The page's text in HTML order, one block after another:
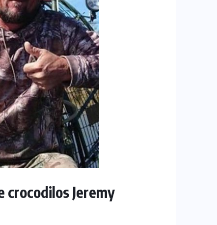
crocodilos Jeremy